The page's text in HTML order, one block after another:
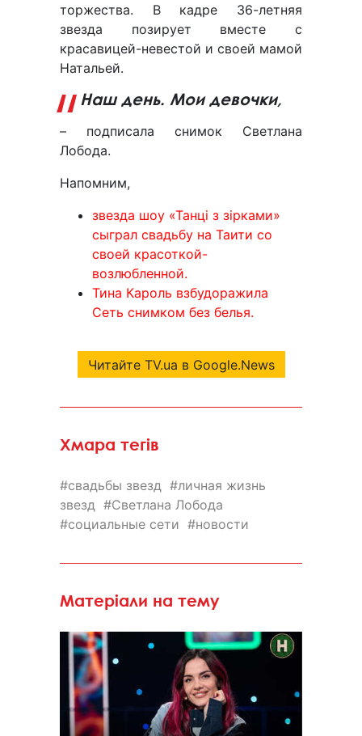
торжества. В кадре 36-летняя
звезда позирует вместе с
красавицей-невестой и своей мамой
Натальей.
Наш день. Мои девочки,
– подписала снимок Светлана
Лобода.
Напомним,
звезда шоу «Танці з зірками»
сыграл свадьбу на Таити со
своей красоткой-
возлюбленной.
Тина Кароль взбудоражила
Сеть снимком без белья.
Читайте TV.ua в Google.News
Хмара тегів
свадьбы звезд
личная жизнь
звезд
Светлана Лобода
социальные сети
новости
Матеріали на тему